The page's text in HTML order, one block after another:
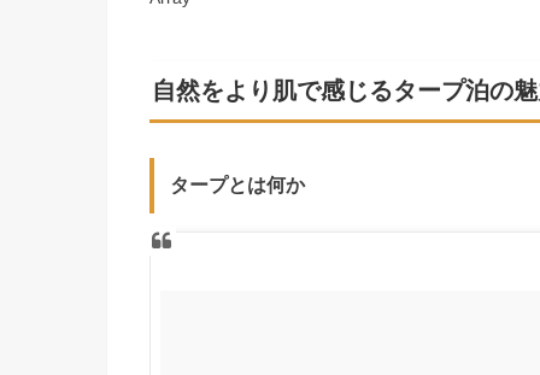
自然をより肌で感じるタープ泊の
タープとは何か